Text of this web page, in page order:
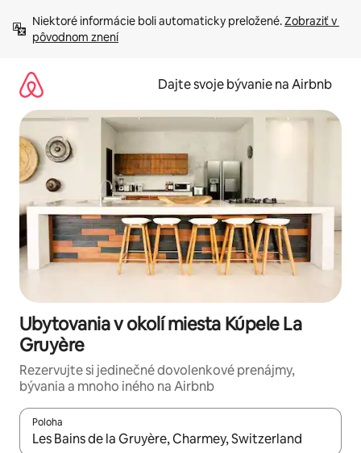
obsah.
Niektoré informácie boli automaticky preložené. Zobraziť v
pôvodnom znení
Dajte svoje bývanie na Airbnb
Ubytovania v okolí miesta Kúpele La
Gruyère
Rezervujte si jedinečné dovolenkové prenájmy,
bývania a mnoho iného na Airbnb
Poloha
Keď budú výsledky k dispozícii, môžete si ich prechádzať